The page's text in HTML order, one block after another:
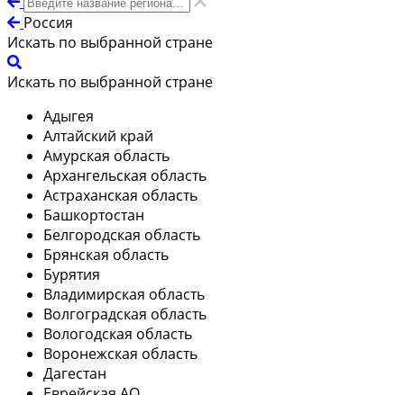
Россия
Искать по выбранной стране
Искать по выбранной стране
Адыгея
Алтайский край
Амурская область
Архангельская область
Астраханская область
Башкортостан
Белгородская область
Брянская область
Бурятия
Владимирская область
Волгоградская область
Вологодская область
Воронежская область
Дагестан